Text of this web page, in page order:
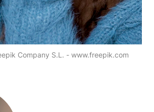
Company S.L. - www.freepik.com